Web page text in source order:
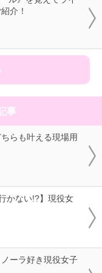
介！
事
らも叶える現場用
かない!?】現役女
ノーラ好き現役女子